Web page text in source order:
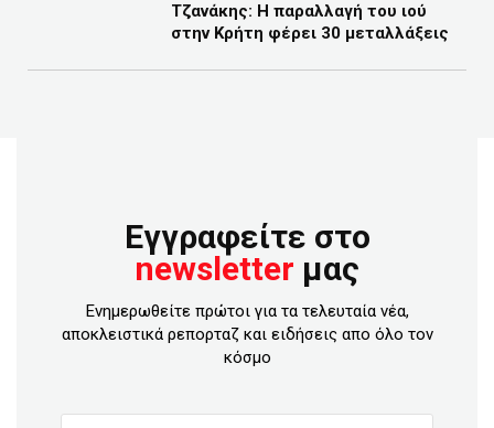
Τζανάκης: Η παραλλαγή του ιού
στην Κρήτη φέρει 30 μεταλλάξεις
Εγγραφείτε στο
newsletter μας
Ενημερωθείτε πρώτοι για τα τελευταία νέα,
αποκλειστικά ρεπορταζ και ειδήσεις απο όλο τον
κόσμο